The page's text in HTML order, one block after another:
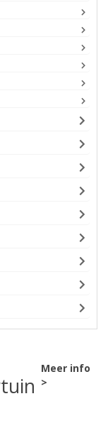
Meer info
>